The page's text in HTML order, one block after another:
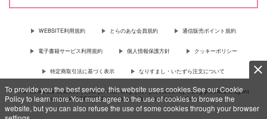
To provide you the best service, this website uses cookies.See our Cookie
Policy to learn more.You must agree to the use of cookies to browse the
website, but you can also refuse the use of some cookies through your browser
WEBSITE利用規約 とらのあな会員規約 通信販売ポイント規約
電子書籍サービス利用規約 個人情報保護方針 クッキーポリシー
特定商取引法に基づく表示 なりすまし・いたずら注文について
For Overseas customer, now you can ship your purchases by using purchases agent
services “AOCS”! Click {more…} for more information …more